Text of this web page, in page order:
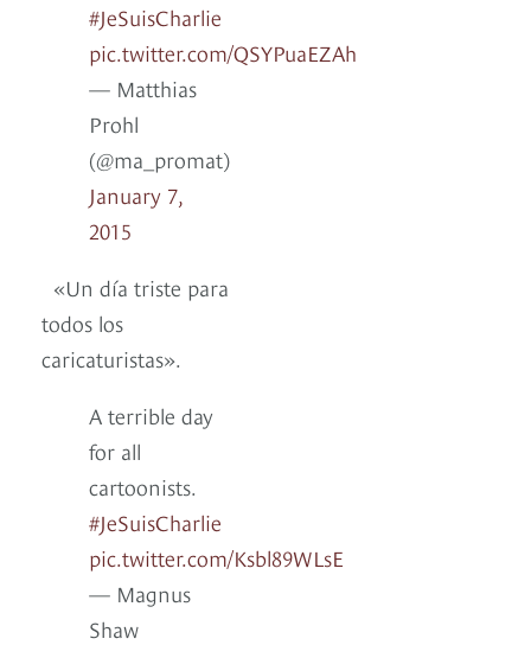
#JeSuisCharlie
pic.twitter.com/QSYPuaEZAh
— Matthias
Prohl
(@ma_promat)
January 7,
2015
«Un día triste para
todos los
caricaturistas».
A terrible day
for all
cartoonists.
#JeSuisCharlie
pic.twitter.com/Ksbl89WLsE
— Magnus
Shaw